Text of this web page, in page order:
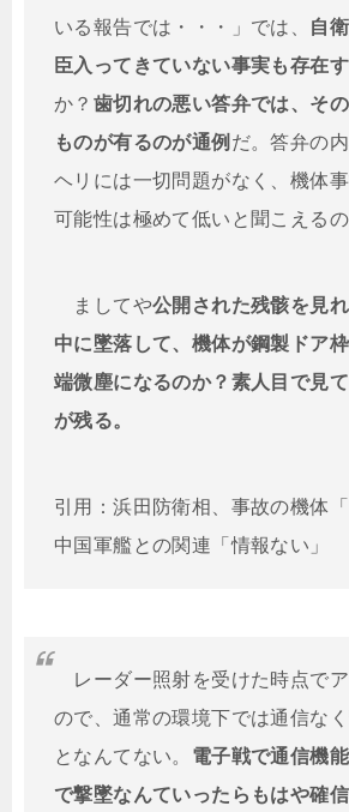
いる報告では・・・」では、
自
臣入ってきていない事実も存在
か？ 歯切れの悪い答弁では、そ
ものが有るのが通例 だ。答弁の
ヘリには一切問題がなく、機体
可能性は極めて低いと聞こえる
ましてや公開された残骸を見
中に墜落して、機体が鋼製ドア
端微塵になるのか？素人目で見
が残る。
引用：浜田防衛相、事故の機体
中国軍艦との関連「情報ない」
レーダー照射を受けた時点で
ので、通常の環境下では通信な
となんてない。 電子戦で通信機
で撃墜なんていったらもはや確